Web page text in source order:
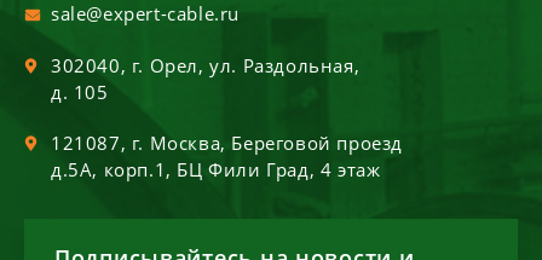
sale@expert-cable.ru
302040, г. Орел,ул. Раздольная,
д. 105
121087, г. Москва, Береговой проезд
д.5А, корп.1, БЦ Фили Град, 4 этаж